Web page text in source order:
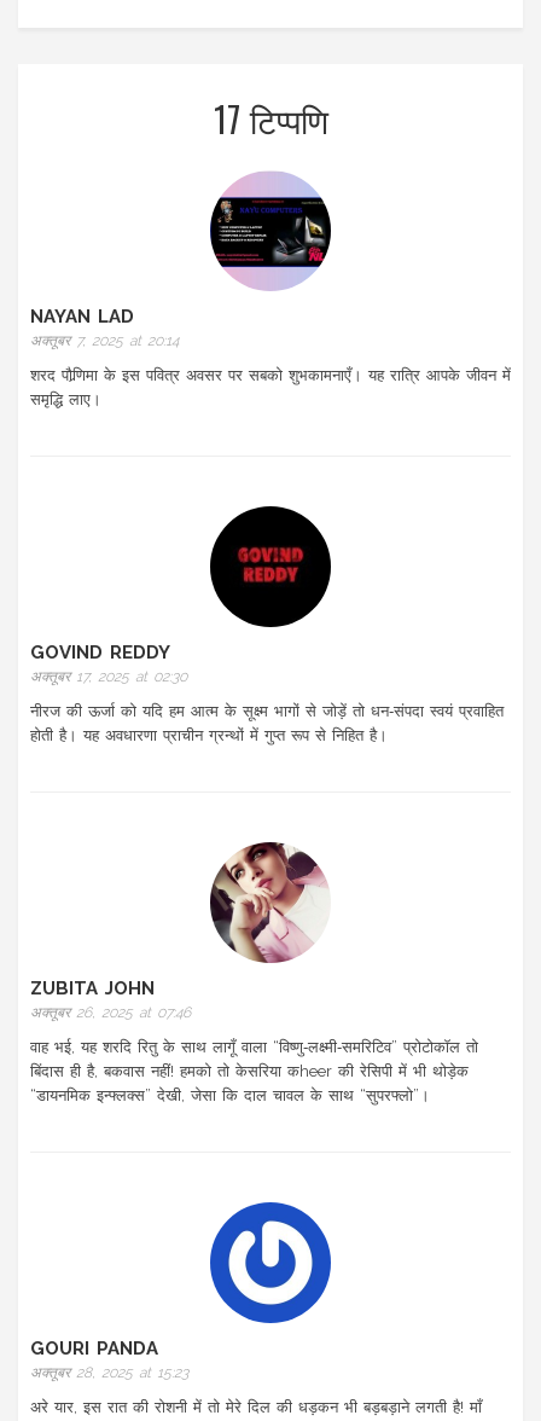
17 टिप्पणि
NAYAN LAD
अक्तूबर 7, 2025 at 20:14
शरद पौर्‍णिमा के इस पवित्र अवसर पर सबको शुभकामनाएँ। यह रात्रि आपके जीवन में
समृद्धि लाए।
GOVIND REDDY
अक्तूबर 17, 2025 at 02:30
नीरज की ऊर्जा को यदि हम आत्म के सूक्ष्म भागों से जोड़ें तो धन‑संपदा स्वयं प्रवाहित
होती है। यह अवधारणा प्राचीन ग्रन्थों में गुप्त रूप से निहित है।
ZUBITA JOHN
अक्तूबर 26, 2025 at 07:46
वाह भई, यह शरदि रितु के साथ लागूँ वाला “विष्णु‑लक्ष्मी‑समरिटिव” प्रोटोकॉल तो
बिंदास ही है, बकवास नहीं! हमको तो केसरिया कheer की रेसिपी में भी थोड़ेक
“डायनमिक इन्फ्लक्स” देखी, जेसा कि दाल चावल के साथ “सुपरफ्लो”।
GOURI PANDA
अक्तूबर 28, 2025 at 15:23
अरे यार, इस रात की रोशनी में तो मेरे दिल की धड़कन भी बड़बड़ाने लगती है! माँ